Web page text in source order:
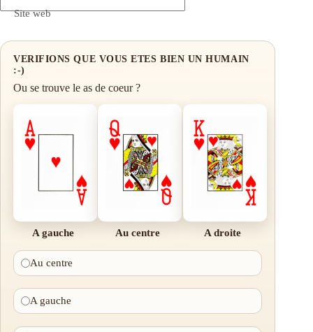
Site web
VERIFIONS QUE VOUS ETES BIEN UN HUMAIN
:-)
Ou se trouve le as de coeur ?
A gauche Au centre A droite
Au centre
A gauche